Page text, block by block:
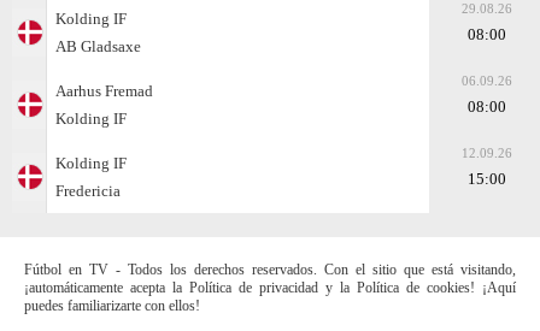
Kolding IF
AB Gladsaxe
29.08.26
08:00
Aarhus Fremad
Kolding IF
06.09.26
08:00
Kolding IF
Fredericia
12.09.26
15:00
Fútbol en TV - Todos los derechos reservados. Con el sitio que está visitando,
¡automáticamente acepta la Política de privacidad y la Política de cookies! ¡Aquí
puedes familiarizarte con ellos!